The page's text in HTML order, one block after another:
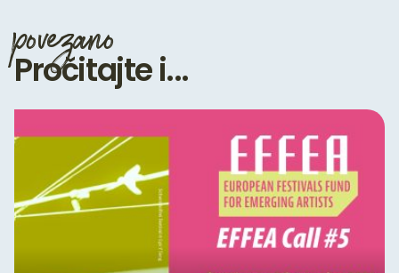
povezano
Pročitajte i...